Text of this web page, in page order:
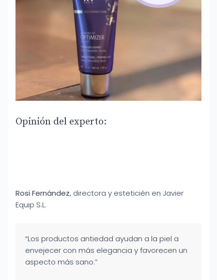
Opinión del experto:
Rosi Fernández, directora y esteticién en Javier
Equip S.L.
“Los productos antiedad ayudan a la piel a
envejecer con más elegancia y favorecen un
aspecto más sano.”